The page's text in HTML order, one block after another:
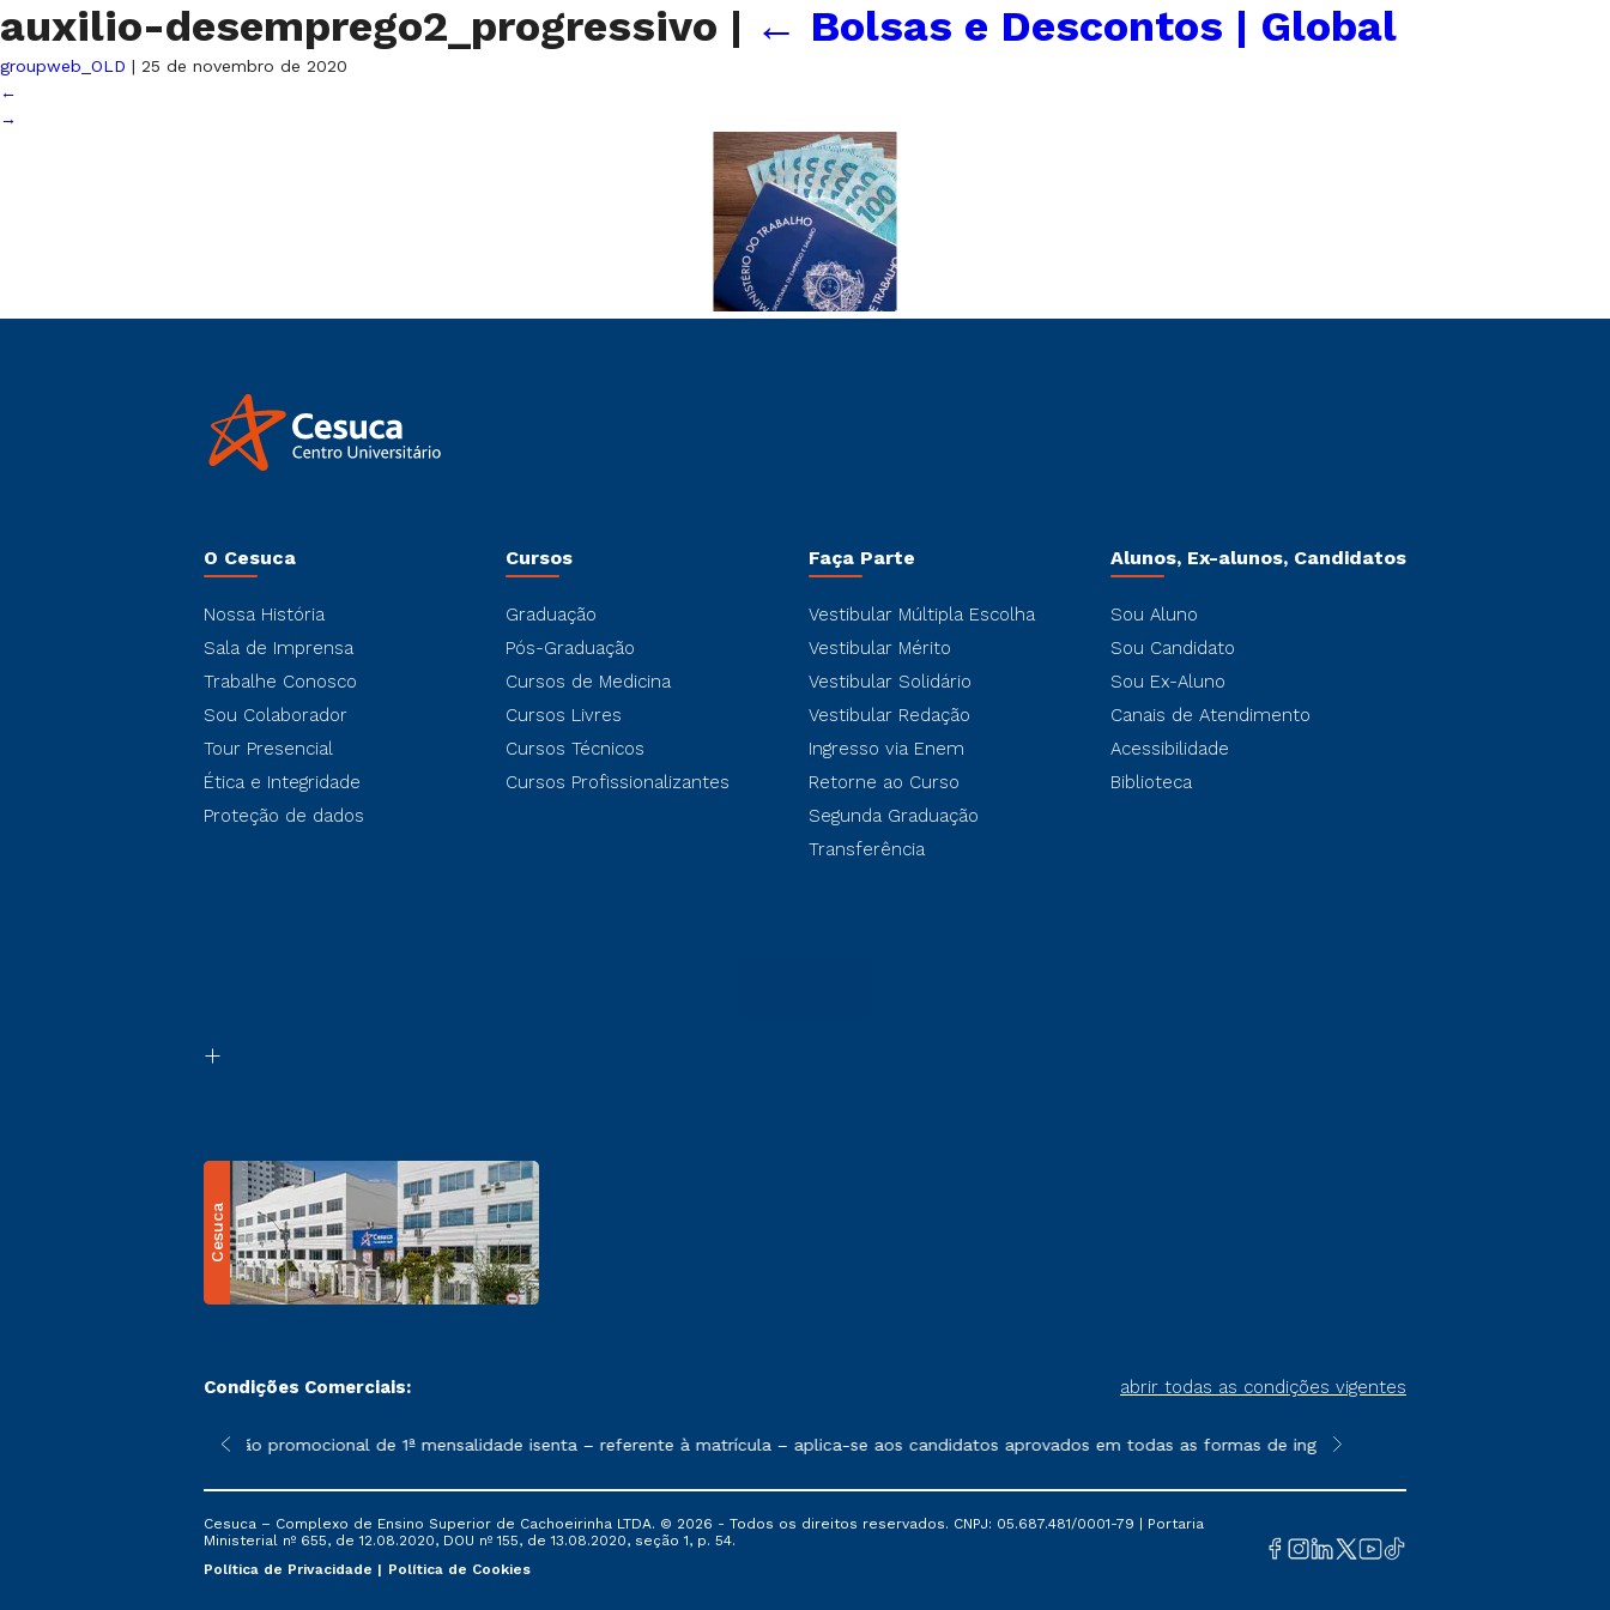
auxilio-desemprego2_progressivo | ← Bolsas e Descontos | Global
groupweb_OLD | 25 de novembro de 2020
←
→
O Cesuca
Nossa História
Sala de Imprensa
Trabalhe Conosco
Sou Colaborador
Tour Presencial
Ética e Integridade
Proteção de dados
Cursos
Graduação
Pós-Graduação
Cursos de Medicina
Cursos Livres
Cursos Técnicos
Cursos Profissionalizantes
Faça Parte
Vestibular Múltipla Escolha
Vestibular Mérito
Vestibular Solidário
Vestibular Redação
Ingresso via Enem
Retorne ao Curso
Segunda Graduação
Transferência
Alunos, Ex-alunos, Candidatos
Sou Aluno
Sou Candidato
Sou Ex-Aluno
Canais de Atendimento
Acessibilidade
Biblioteca
Cesuca
Condições Comerciais: abrir todas as condições vigentes
sofrer alterações nos períodos de rematrícula conforme exposto no contrato de prestação de serviços
*A condição promocional de 1ª mensalidade isenta – referente à matrícula – aplica-se aos candidatos aprovados em todas as formas de ingresso, exceto na prova on-line
**Semipresencial é um formato do
Cesuca – Complexo de Ensino Superior de Cachoeirinha LTDA. © 2026 - Todos os direitos reservados. CNPJ: 05.687.481/0001-79 | Portaria
Ministerial nº 655, de 12.08.2020, DOU nº 155, de 13.08.2020, seção 1, p. 54.
Política de Privacidade
Política de Cookies